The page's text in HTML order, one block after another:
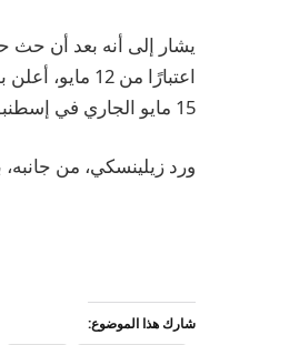
اعتبارًا من
15 مايو الجاري في إسطنبول.
ورد زيلينسكي، من
شارك هذا الموضوع: